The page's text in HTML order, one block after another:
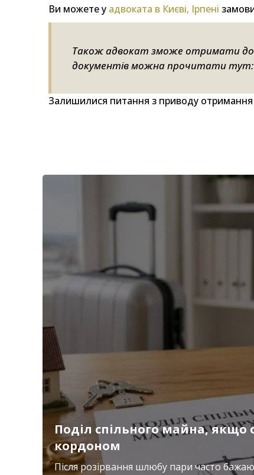
Ви можете у адвоката в Києві, Ірпені
Також адвокат зможе отримати
документів можна прочитати тут:
Залишилися питання з приводу
Поділ спільного майна, якщо
кордоном
Після розірвання шлюбу пари часто